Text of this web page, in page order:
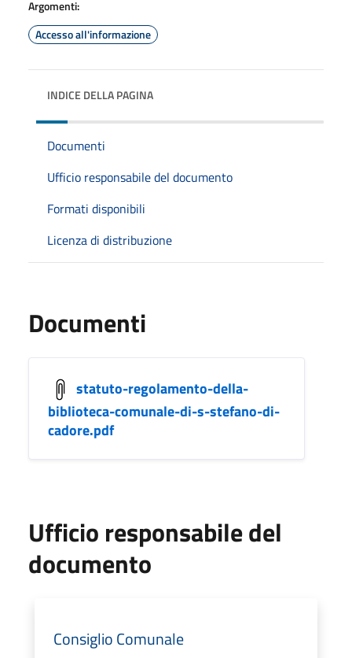
Argomenti:
Accesso all'informazione
INDICE DELLA PAGINA
Documenti
Ufficio responsabile del documento
Formati disponibili
Licenza di distribuzione
Documenti
statuto-regolamento-della-
biblioteca-comunale-di-s-stefano-di-
cadore.pdf
Ufficio responsabile del
documento
Consiglio Comunale